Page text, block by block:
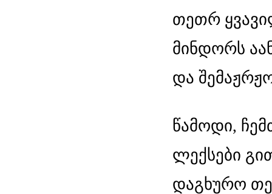
თეთრ
მინდორს
და
წამოდი,
ლექსები
დაგხურო